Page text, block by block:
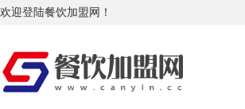
欢迎登陆餐饮加盟网！